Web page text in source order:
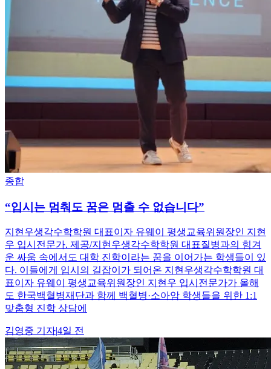
종합
“입시는 멈춰도 꿈은 멈출 수 없습니다”
지현우생각수학학원 대표이자 유웨이 평생교육위원장인 지현
우 입시전문가. 제공/지현우생각수학학원 대표질병과의 힘겨
운 싸움 속에서도 대학 진학이라는 꿈을 이어가는 학생들이 있
다. 이들에게 입시의 길잡이가 되어온 지현우생각수학학원 대
표이자 유웨이 평생교육위원장인 지현우 입시전문가가 올해
도 한국백혈병재단과 함께 백혈병·소아암 학생들을 위한 1:1
맞춤형 진학 상담에
김영중 기자|4일 전